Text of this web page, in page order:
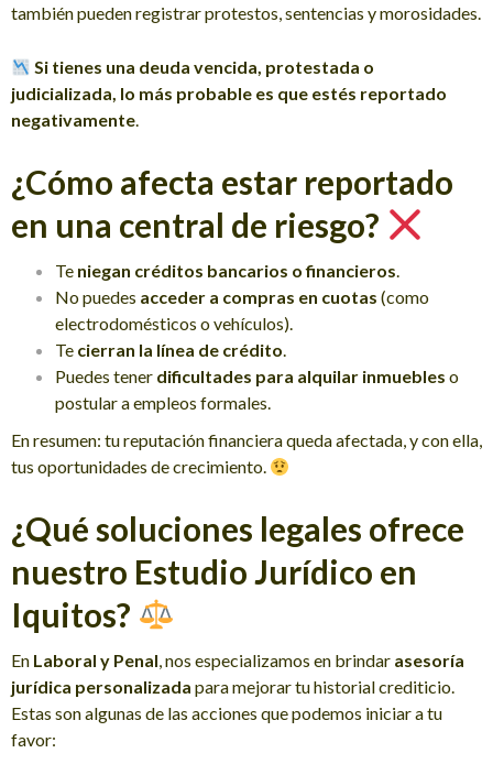
también pueden registrar protestos, sentencias y morosidades.
Si tienes una deuda vencida, protestada o
judicializada, lo más probable es que estés reportado
negativamente.
¿Cómo afecta estar reportado
en una central de riesgo?
Te niegan créditos bancarios o financieros.
No puedes acceder a compras en cuotas (como
electrodomésticos o vehículos).
Te cierran la línea de crédito.
Puedes tener dificultades para alquilar inmuebles o
postular a empleos formales.
En resumen: tu reputación financiera queda afectada, y con ella,
tus oportunidades de crecimiento.
¿Qué soluciones legales ofrece
nuestro Estudio Jurídico en
Iquitos?
En Laboral y Penal, nos especializamos en brindar asesoría
jurídica personalizada para mejorar tu historial crediticio.
Estas son algunas de las acciones que podemos iniciar a tu
favor: